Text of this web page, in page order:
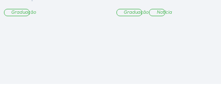
Graduação Graduação Notícia